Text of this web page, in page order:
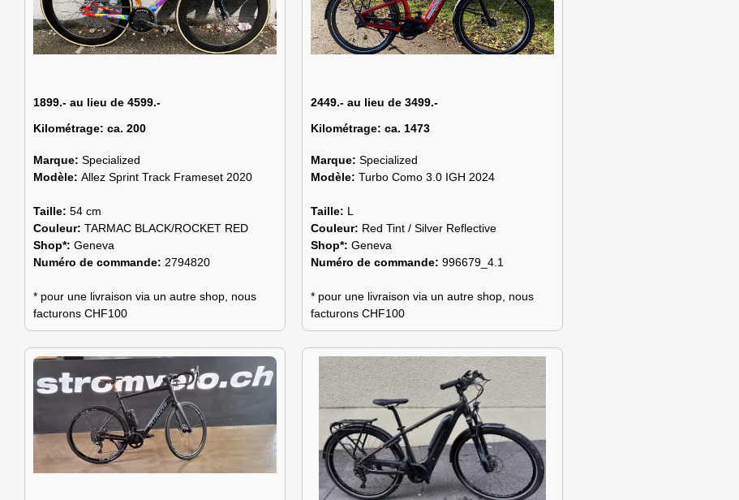
1899.- au lieu de 4599.-
Kilométrage: ca. 200
Marque: Specialized
Modèle: Allez Sprint Track Frameset 2020
Taille: 54 cm
Couleur: TARMAC BLACK/ROCKET RED
Shop*: Geneva
Numéro de commande: 2794820
* pour une livraison via un autre shop, nous
facturons CHF100
2449.- au lieu de 3499.-
Kilométrage: ca. 1473
Marque: Specialized
Modèle: Turbo Como 3.0 IGH 2024
Taille: L
Couleur: Red Tint / Silver Reflective
Shop*: Geneva
Numéro de commande: 996679_4.1
* pour une livraison via un autre shop, nous
facturons CHF100